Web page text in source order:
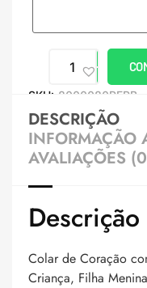
SKU: 8000080PERB
DESCRIÇÃO
INFORMAÇÃO
AVALIAÇÕES
Descrição
Colar de Coração
Criança, Filha